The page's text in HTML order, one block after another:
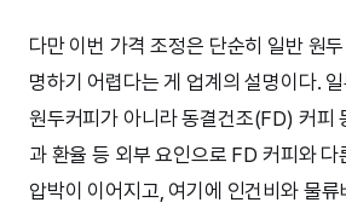
다만 이번 가격 조정은 단순히 일반 원
명하기 어렵다는 게 업계의 설명이다.
원두커피가 아니라 동결건조(FD) 커피
과 환율 등 외부 요인으로 FD 커피와 다
압박이 이어지고, 여기에 인건비와 물류